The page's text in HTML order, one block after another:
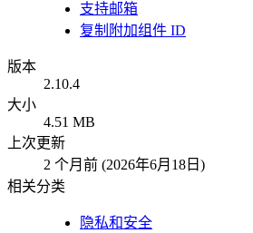
支持邮箱
复制附加组件 ID
版本
2.10.4
大小
4.51 MB
上次更新
2 个月前 (2026年6月18日)
相关分类
隐私和安全